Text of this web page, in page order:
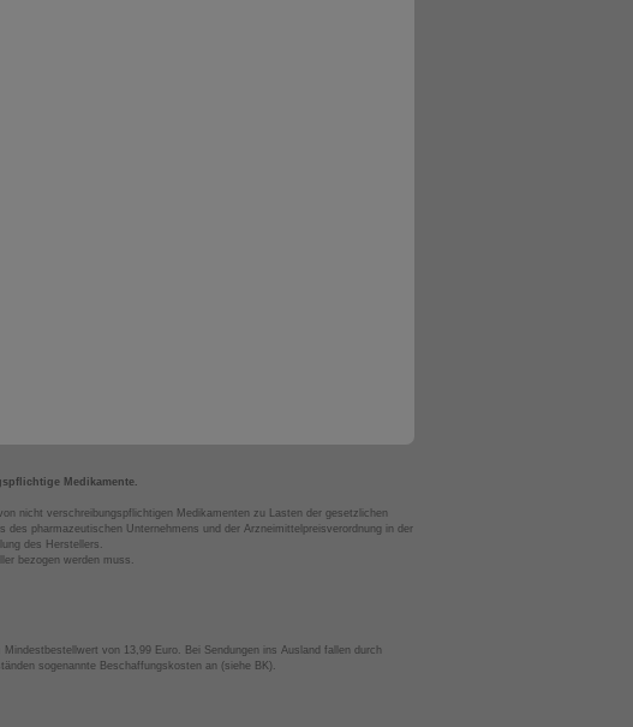
Medikamente.
nicht verschreibungspflichtigen Medikamenten zu Lasten der gesetzlichen
pharmazeutischen Unternehmens und der Arzneimittelpreisverordnung in der
des Herstellers.
bezogen werden muss.
von 13,99 Euro. Bei Sendungen ins Ausland fallen durch
sogenannte Beschaffungskosten an (siehe BK).